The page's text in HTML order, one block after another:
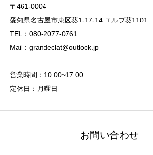
〒461-0004
愛知県名古屋市東区葵1-17-14 エルブ葵1101
TEL：080-2077-0761
Mail：grandeclat@outlook.jp
営業時間：10:00~17:00
定休日：月曜日
お問い合わせ